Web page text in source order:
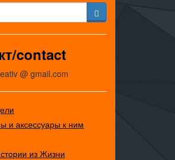
contact
@ gmail.com
и аксессуары к ним
из Жизни